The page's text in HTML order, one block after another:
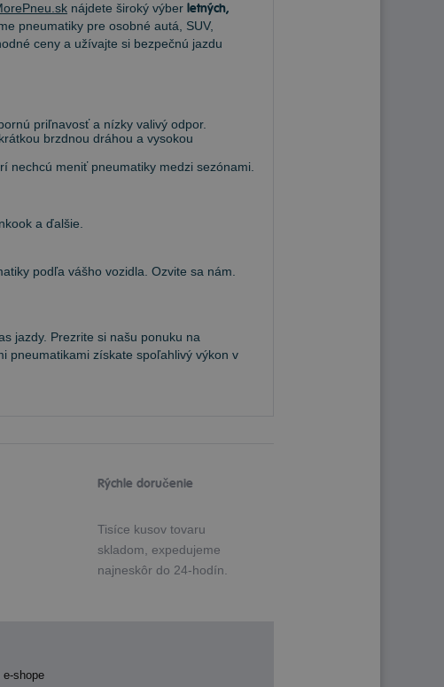
nájdete široký výber letných,
pneumatiky pre osobné autá, SUV,
ceny a užívajte si bezpečnú jazdu
priľnavosť a nízky valivý odpor.
brzdnou dráhou a vysokou
nechcú meniť pneumatiky medzi sezónami.
a ďalšie.
podľa vášho vozidla. Ozvite sa nám.
jazdy. Prezrite si našu ponuku na
pneumatikami získate spoľahlivý výkon v
Rýchle doručenie
Tisíce kusov tovaru
skladom, expedujeme
najneskôr do 24-hodín.
shope